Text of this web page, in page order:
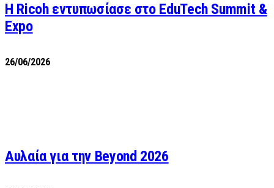
Η Ricoh εντυπωσίασε στο EduTech Summit &
Expo
26/06/2026
Αυλαία για την Beyond 2026